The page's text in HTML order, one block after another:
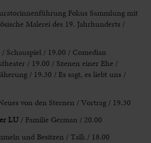
Fokus Sammlung mit
Malerei des 19. Jahrhunderts /
Schauspiel / 19.00 / Comedian
/ 19.00 / Szenen einer Ehe /
/ 19.30 / Es sagt, es liebt uns /
von den Sternen / Vortrag / 19.30
LU / Familie German / 20.00
und Besitzen / Talk / 18.00